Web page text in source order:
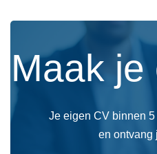
Maak
Je eigen CV binnen
en ontvang